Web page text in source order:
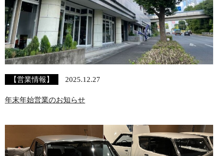
【営業情報】 2025.12.27
年末年始営業のお知らせ